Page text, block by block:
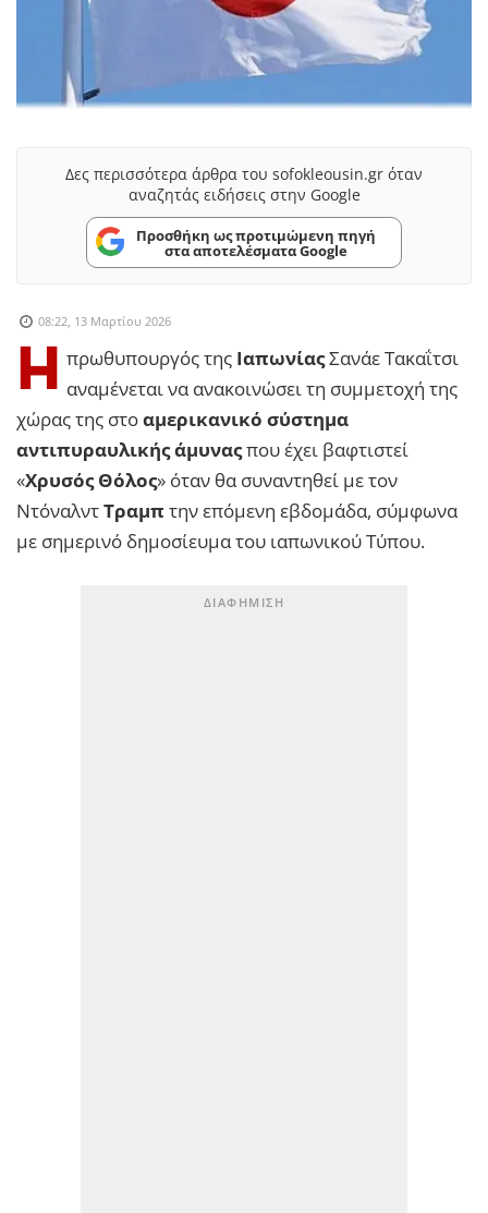
Δες περισσότερα άρθρα του sofokleousin.gr όταν
αναζητάς ειδήσεις στην Google
Προσθήκη ως προτιμώμενη πηγή
στα αποτελέσματα Google
08:22, 13 Μαρτίου 2026
Η πρωθυπουργός της ΙαπωνίαςΣανάε Τακαΐτσι
αναμένεται να ανακοινώσει τη συμμετοχή της
χώρας της στοαμερικανικό σύστημα
αντιπυραυλικής άμυναςπου έχει βαφτιστεί
«Χρυσός Θόλος» όταν θα συναντηθεί με τον
ΝτόναλντΤραμπ την επόμενη εβδομάδα, σύμφωνα
με σημερινό δημοσίευμα του ιαπωνικού Τύπου.